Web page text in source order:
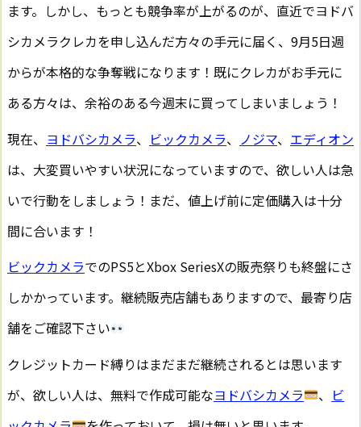
ます。しかし、もっとも競争率が上がるのが、直近でヨドバ
シカメラクレカを申し込んだ方々の手元に届く、9月5日週
からが本格的な争奪戦になります！既にクレカがお手元に
ある方々は、余裕のある今週末に買ってしまいましょう！
現在、 ヨドバシカメラ、 ビックカメラ、 ノジマ、 エディオン
は、大変買いやすい状況になっていますので、欲しい人は急
いで行動をしましょう！まだ、値上げ前に定価購入は十分
間に合います！
ビックカメラでのPS5とXbox SeriesXの販売祭りも終盤にさ
しかかっています。継続販売店舗もありますので、最寄り店
舗をご確認下さい
クレジットカード縛りはまだまだ継続されるとは思います
が、欲しい人は、無料で作成可能なヨドバシカメラ 、 ビ